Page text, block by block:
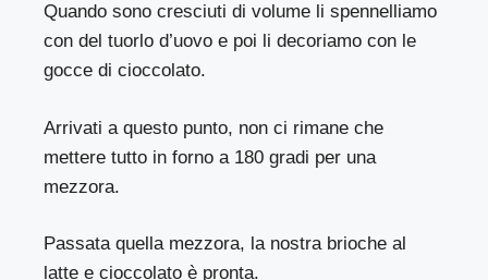
Quando sono cresciuti di volume li spennelliamo
con del tuorlo d’uovo e poi li decoriamo con le
gocce di cioccolato.
Arrivati a questo punto, non ci rimane che
mettere tutto in forno a 180 gradi per una
mezzora.
Passata quella mezzora, la nostra brioche al
latte e cioccolato è pronta.